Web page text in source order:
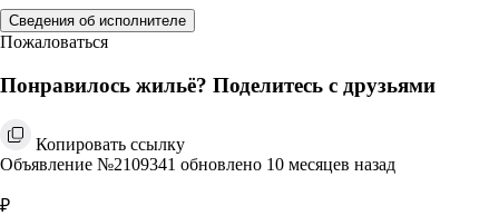
Сведения об исполнителе
Пожаловаться
Понравилось жильё? Поделитесь с друзьями
Копировать ссылку
Объявление №2109341 обновлено 10 месяцев назад
₽